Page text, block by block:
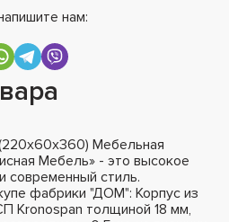
нам:
Мебельная
Мебель» - это высокое
современный стиль.
фабрики "ДОМ": Корпус из
Kronospan толщиной 18 мм,